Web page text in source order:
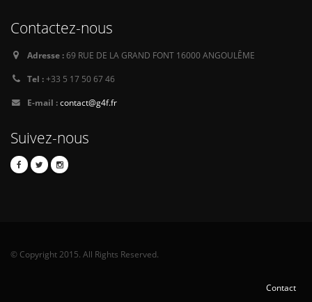
Contactez-nous
Adresse :69 RUE DE LA GRAND FONT 16000 ANGOULÊME
Tel :+33 5 17 50 67 46
E-mail :contact@g4f.fr
Suivez-nous
© Copyright 2015. All Rights Reserved.
Contact